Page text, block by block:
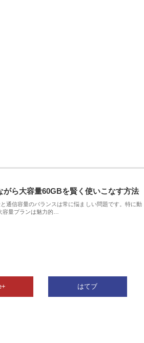
がら大容量60GBを賢く使いこなす方法
通信容量のバランスは常に悩ましい問題です。特に動
容量プランは魅力的…
はてブ